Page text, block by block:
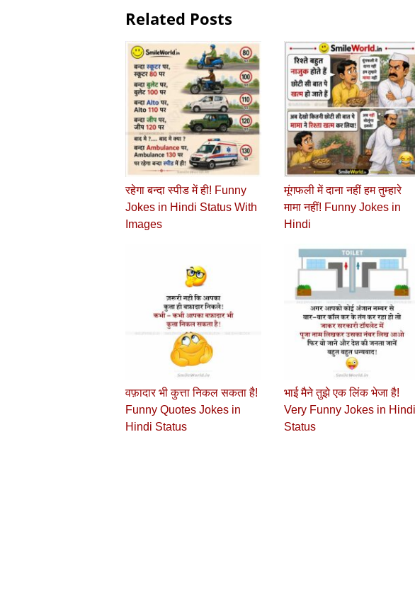
Related Posts
रहेगा बन्दा स्पीड में ही! Funny
Jokes in Hindi Status With
Images
मूंगफली में दाना नहीं हम तुम्हारे
मामा नहीं! Funny Jokes in
Hindi
वफ़ादार भी कुत्ता निकल सकता है!
Funny Quotes Jokes in
Hindi Status
भाई मैने तुझे एक लिंक भेजा है!
Very Funny Jokes in Hindi
Status